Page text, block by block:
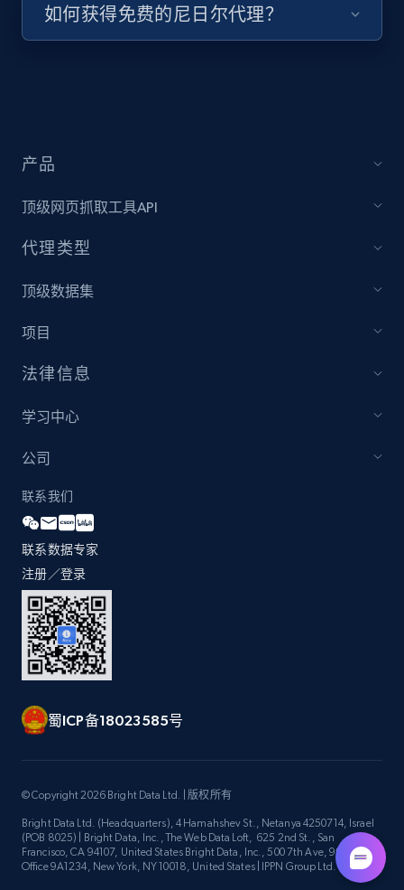
如何获得免费的尼日尔代理？
产品
顶级网页抓取工具API
代理类型
顶级数据集
项目
法律信息
学习中心
公司
联系我们
联系数据专家
注册／登录
蜀ICP备18023585号
© Copyright 2026 Bright Data Ltd. | 版权所有
Bright Data Ltd. (Headquarters), 4 Hamahshev St., Netanya 4250714, Israel
(POB 8025) | Bright Data, Inc., The Web Data Loft, 625 2nd St., San
Francisco, CA 94107, United States Bright Data, Inc., 500 7th Ave, 9th Floor
Office 9A1234, New York, NY 10018, United States | IPPN Group Ltd.